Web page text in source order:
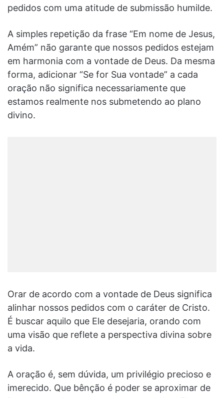
pedidos com uma atitude de submissão humilde.
A simples repetição da frase “Em nome de Jesus,
Amém” não garante que nossos pedidos estejam
em harmonia com a vontade de Deus. Da mesma
forma, adicionar “Se for Sua vontade” a cada
oração não significa necessariamente que
estamos realmente nos submetendo ao plano
divino.
Orar de acordo com a vontade de Deus significa
alinhar nossos pedidos com o caráter de Cristo.
É buscar aquilo que Ele desejaria, orando com
uma visão que reflete a perspectiva divina sobre
a vida.
A oração é, sem dúvida, um privilégio precioso e
imerecido. Que bênção é poder se aproximar de